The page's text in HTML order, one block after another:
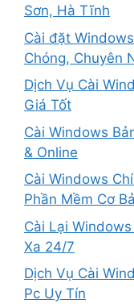
Sơn, Hà Tĩnh
Cài đặt
Chóng, Chuyên
Dịch Vụ Cài
Giá Tốt
Cài Windows
& Online
Cài Windows
Phần Mềm Cơ
Cài Lại
Xa 24/7
Dịch Vụ Cài
Pc Uy Tín